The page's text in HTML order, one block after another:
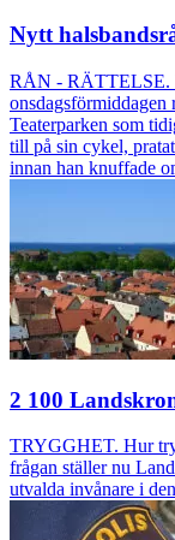
Nytt
RÅN - RÄTTELSE.
onsdagsförmiddagen
Teaterparken som
till på sin cykel,
innan han knuffade
2 100
TRYGGHET. Hur
frågan ställer nu
utvalda invånare i